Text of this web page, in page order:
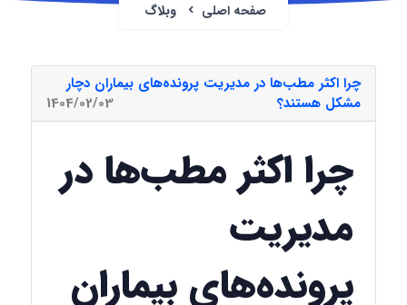
صفحه اصلی وبلاگ
چرا اکثر مطب‌ها در مدیریت پرونده‌های بیماران دچار
مشکل هستند؟
1404/02/03
چرا اکثر مطب‌ها در
مدیریت
پرونده‌های بیماران